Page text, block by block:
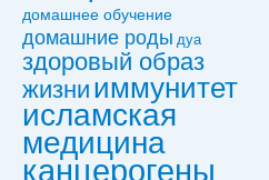
домашнее обучение
домашние роды дуа
здоровый образ
жизни иммунитет
исламская
медицина
канцерогены